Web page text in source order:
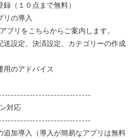
（１０点まで無料）
リの導入
プリをこちらからご案内します。
送設定、決済設定、カテゴリーの作成
用のアドバイス
対応
追加導入（導入が簡易なアプリは無料